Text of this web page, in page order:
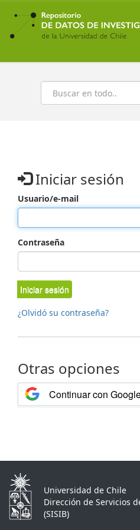
Ir
contenido
principal
Buscar
Iniciar sesión
Usuario/e-mail
Contraseña
Iniciar sesión
¿Olvidó su contraseña?
Otras opciones
Continuar con
Universidad de Chile
Dirección de Servicios
(SISIB)